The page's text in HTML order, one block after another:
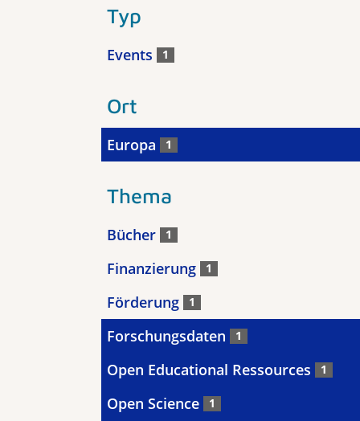
Typ
Events 1
Ort
Europa 1
Thema
Bücher 1
Finanzierung 1
Förderung 1
Forschungsdaten 1
Open Educational Ressources 1
Open Science 1